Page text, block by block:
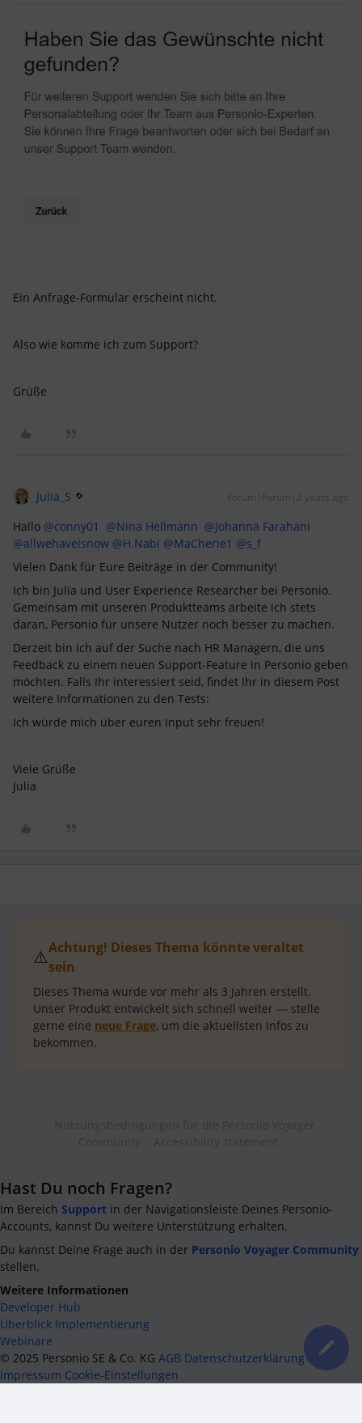
Ein Anfrage-Formular erscheint nicht.
Also wie komme ich zum Support?
Grüße
Julia_S Forum|Forum|2 years ago
Hallo @conny01 @Nina Hellmann @Johanna Farahani
@allwehaveisnow @H.Nabi @MaCherie1 @s_f
Vielen Dank für Eure Beiträge in der Community!
Ich bin Julia und User Experience Researcher bei Personio.
Gemeinsam mit unseren Produktteams arbeite ich stets
daran, Personio für unsere Nutzer noch besser zu machen.
Derzeit bin ich auf der Suche nach HR Managern, die uns
Feedback zu einem neuen Support-Feature in Personio geben
möchten. Falls Ihr interessiert seid, findet Ihr in diesem Post
weitere Informationen zu den Tests:
Ich würde mich über euren Input sehr freuen!
Viele Grüße
Julia
⚠️Achtung! Dieses Thema könnte veraltet
sein
Dieses Thema wurde vor mehr als 3 Jahren erstellt.
Unser Produkt entwickelt sich schnell weiter — stelle
gerne eine neue Frage, um die aktuellsten Infos zu
bekommen.
Hast Du noch Fragen?
Im Bereich Support in der Navigationsleiste Deines Personio-
Accounts, kannst Du weitere Unterstützung erhalten.
Du kannst Deine Frage auch in der Personio Voyager Community
stellen.
Weitere Informationen
Developer Hub
Überblick Implementierung
Webinare
© 2025 Personio SE & Co. KG AGB Datenschutzerklärung
Impressum Cookie-Einstellungen